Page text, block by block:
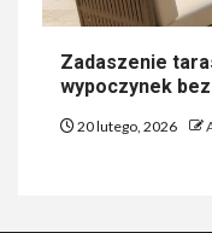
Zadaszenie
wypoczynek
20 lutego, 2026